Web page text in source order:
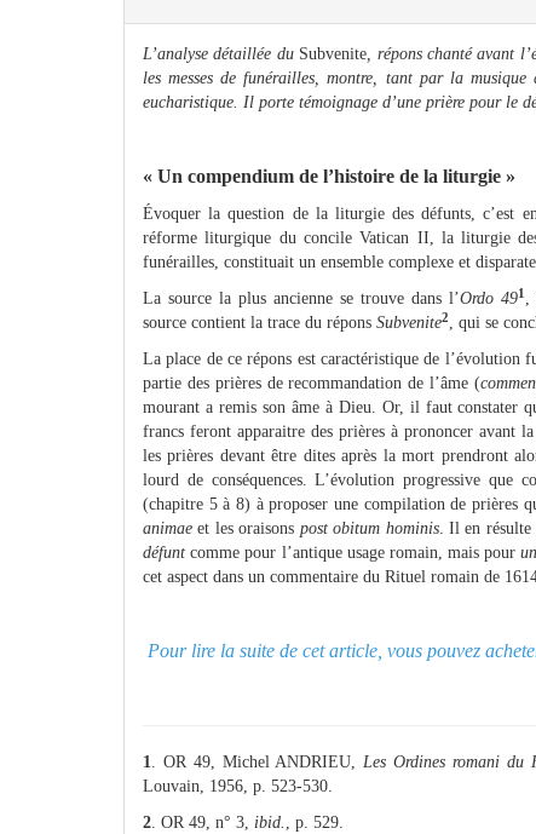
L’analyse détaillée du Subvenite, répons chanté avant
les messes de funérailles, montre, tant par la
eucharistique. Il porte témoignage d’une prière pour le
« Un compendium de l’histoire de la liturgie »
Évoquer la question de la liturgie des défunts, c’est
réforme liturgique du concile Vatican II, la liturgie
funérailles, constituait un ensemble complexe et
La source la plus ancienne se trouve dans l’Ordo 491 ,
source contient la trace du répons Subvenite2, qui se
La place de ce répons est caractéristique de l’évolution
partie des prières de recommandation de l’âme (
mourant a remis son âme à Dieu. Or, il faut constater
francs feront apparaitre des prières à prononcer avant
les prières devant être dites après la mort prendront
lourd de conséquences. L’évolution progressive
(chapitre 5 à 8) à proposer une compilation de prières
animaeet les oraisons post obitum hominis. Il en résulte
défuntcomme pour l’antique usage romain, mais pour
cet aspect dans un commentaire du Rituel romain de
Pour lire la suite de cet article, vous pouvez
1. OR 49, Michel ANDRIEU,Les Ordines romani du
Louvain, 1956, p. 523-530.
2. OR 49, n° 3, ibid. , p. 529.